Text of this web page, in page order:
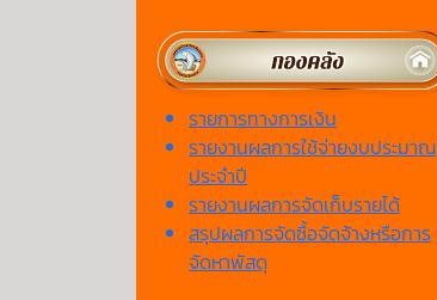
รายการทางการเงิน
รายงานผลการใช้จ่ายงบประมาณ
ประจำปี
รายงานผลการจัดเก็บรายได้
สรุปผลการจัดซื้อจัดจ้างหรือการ
จัดหาพัสดุ